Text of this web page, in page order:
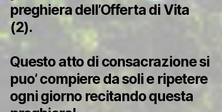
preghiera dell’Offerta di Vita
(2).
Questo atto di consacrazione si
puo’ compiere da soli e ripetere
ogni giorno recitando questa